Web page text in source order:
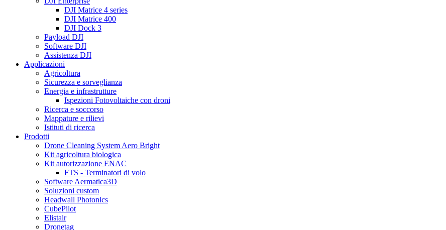
DJI Matrice 4 series
DJI Matrice 400
DJI Dock 3
Payload DJI
Software DJI
Assistenza DJI
Applicazioni
Agricoltura
Sicurezza e sorveglianza
Energia e infrastrutture
Ispezioni Fotovoltaiche con droni
Ricerca e soccorso
Mappature e rilievi
Istituti di ricerca
Prodotti
Drone Cleaning System Aero Bright
Kit agricoltura biologica
Kit autorizzazione ENAC
FTS - Terminatori di volo
Software Aermatica3D
Soluzioni custom
Headwall Photonics
CubePilot
Elistair
Dronetag